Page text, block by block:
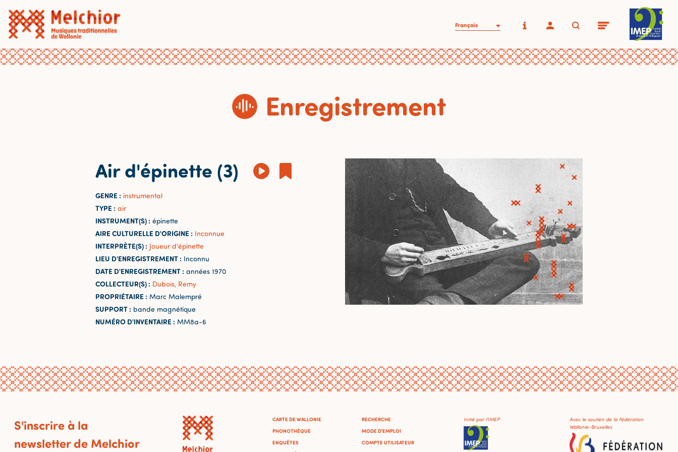
Français
Enregistrement
Air d'épinette (3)
GENRE : instrumental
TYPE : air
INSTRUMENT(S) : épinette
AIRE CULTURELLE D'ORIGINE : Inconnue
INTERPRÈTE(S) : Joueur d'épinette
LIEU D'ENREGISTREMENT : Inconnu
DATE D'ENREGISTREMENT : années 1970
COLLECTEUR(S) : Dubois, Remy
PROPRIÉTAIRE : Marc Malempré
SUPPORT : bande magnétique
NUMÉRO D'INVENTAIRE : MM8a-6
S'inscrire à la
newsletter de Melchior
CARTE DE WALLONIE
PHONOTHÈQUE
ENQUÊTES
RECHERCHE
MODE D'EMPLOI
COMPTE UTILISATEUR
Initié par l'IMEP
Avec le soutien de la Fédération
Wallonie-Bruxelles